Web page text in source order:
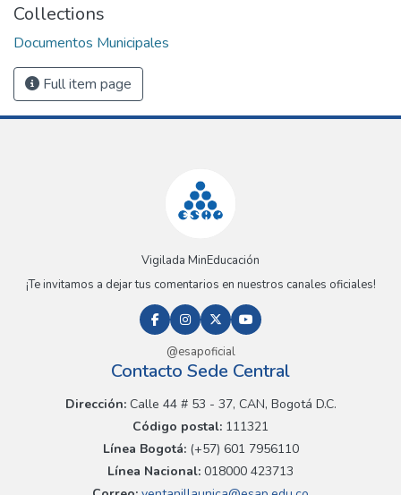
Collections
Documentos Municipales
Full item page
Vigilada MinEducación
¡Te invitamos a dejar tus comentarios en nuestros canales oficiales!
@esapoficial
Contacto Sede Central
Dirección:Calle 44 # 53 - 37, CAN, Bogotá D.C.
Código postal: 111321
Línea Bogotá:(+57) 601 7956110
Línea Nacional: 018000 423713